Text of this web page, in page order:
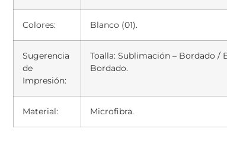
Colores: Blanco (01).
Sugerencia
de
Impresión:
Toalla: Sublimación – Bordado /
Bordado.
Material: Microfibra.